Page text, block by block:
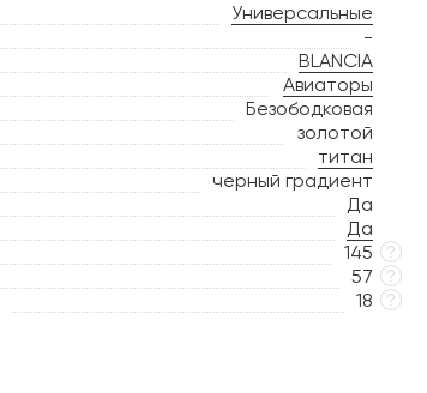
Универсальные
-
BLANCIA
Авиаторы
Безободковая
золотой
титан
черный градиент
Да
Да
145 ?
57 ?
18 ?